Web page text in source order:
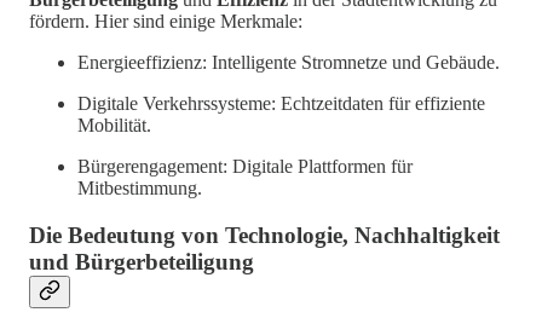
fördern. Hier sind einige Merkmale:
Energieeffizienz: Intelligente Stromnetze und Gebäude.
Digitale Verkehrssysteme: Echtzeitdaten für effiziente
Mobilität.
Bürgerengagement: Digitale Plattformen für
Mitbestimmung.
Die Bedeutung von Technologie, Nachhaltigkeit
und Bürgerbeteiligung